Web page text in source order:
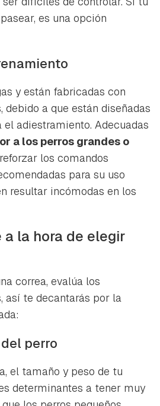
favorito
favorito, primero has de
de Hogarmanía.
CANCELAR
es una opción
y están fabricadas con
debido a que están diseñadas
adiestramiento. Adecuadas
a los perros grandes o
los comandos
para su uso
resultar incómodas en los
a la hora de elegir
correa, evalúa los
así te decantarás por la
perro
el tamaño y peso de tu
determinantes a tener muy
a nuestro boletín.